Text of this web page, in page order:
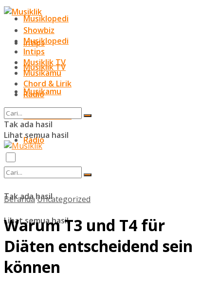
Musiklopedi
Intips
Musiklik TV
Musikamu
Radio
Tak ada hasil
Lihat semua hasil
Showbiz
Musiklopedi
Intips
Musiklik TV
Musikamu
Chord & Lirik
Radio
Tak ada hasil
Lihat semua hasil
Beranda Uncategorized
Warum T3 und T4 für
Diäten entscheidend sein
können